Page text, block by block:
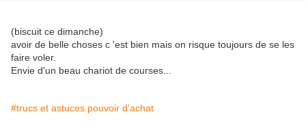
(biscuit ce dimanche)
avoir de belle choses c 'est bien mais on risque toujours de se les
faire voler.
Envie d'un beau chariot de courses...
#trucs et astuces pouvoir d'achat